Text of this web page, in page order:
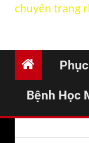
chuyên trang
Bệnh Học